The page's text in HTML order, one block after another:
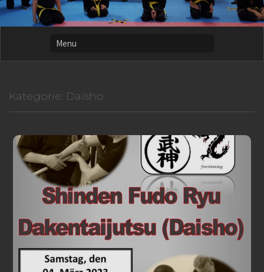
Kategorie: Daisho